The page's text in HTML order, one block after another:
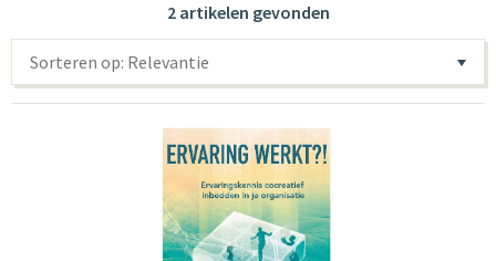
2 artikelen gevonden
Sorteren op: Relevantie